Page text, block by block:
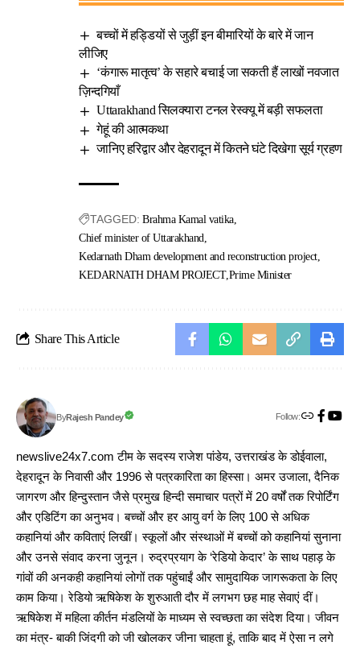
बच्चों में हड्डियों से जुड़ीं इन बीमारियों के बारे में जान
लीजिए
‘कंगारू मातृत्व’ के सहारे बचाई जा सकती हैं लाखों नवजात
ज़िन्दगियाँ
Uttarakhand सिलक्यारा टनल रेस्क्यू में बड़ी सफलता
गेहूं की आत्मकथा
जानिए हरिद्वार और देहरादून में कितने घंटे दिखेगा सूर्य ग्रहण
TAGGED: Brahma Kamal vatika
Chief minister of Uttarakhand
Kedarnath Dham development and reconstruction project
KEDARNATH DHAM PROJECT Prime Minister
Share This Article
ByRajesh Pandey Follow:
newslive24x7.com टीम के सदस्य राजेश पांडेय, उत्तराखंड के डोईवाला,
देहरादून के निवासी और 1996 से पत्रकारिता का हिस्सा। अमर उजाला, दैनिक
जागरण और हिन्दुस्तान जैसे प्रमुख हिन्दी समाचार पत्रों में 20 वर्षों तक रिपोर्टिंग
और एडिटिंग का अनुभव। बच्चों और हर आयु वर्ग के लिए 100 से अधिक
कहानियां और कविताएं लिखीं। स्कूलों और संस्थाओं में बच्चों को कहानियां सुनाना
और उनसे संवाद करना जुनून। रुद्रप्रयाग के ‘रेडियो केदार’ के साथ पहाड़ के
गांवों की अनकही कहानियां लोगों तक पहुंचाईं और सामुदायिक जागरूकता के लिए
काम किया। रेडियो ऋषिकेश के शुरुआती दौर में लगभग छह माह सेवाएं दीं।
ऋषिकेश में महिला कीर्तन मंडलियों के माध्यम से स्वच्छता का संदेश दिया। जीवन
का मंत्र- बाकी जिंदगी को जी खोलकर जीना चाहता हूं, ताकि बाद में ऐसा न लगे